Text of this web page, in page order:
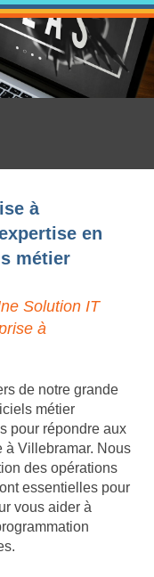
à
en
métier
Solution IT
à
de notre grande
métier
pour répondre aux
à Villebramar. Nous
des opérations
essentielles pour
vous aider à